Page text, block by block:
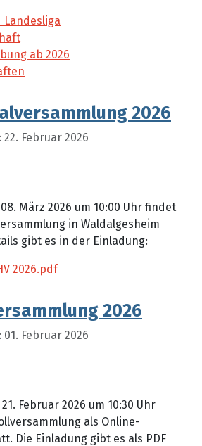
ab 2026
2026
Februar 2026
März 2026 um 10:00 Uhr findet
in Waldalgesheim
gibt es in der Einladung:
2026.pdf
2026
Februar 2026
Februar 2026 um 10:30 Uhr
als Online-
Die Einladung gibt es als PDF